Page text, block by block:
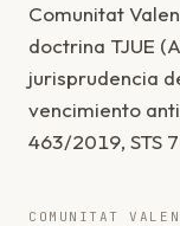
Comunitat
doctrina TJUE
jurisprudencia
vencimiento
463/2019, STS
COMUNITAT